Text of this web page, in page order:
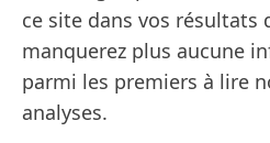
ce site dans vos résultats
manquerez plus aucune
parmi les premiers à lire
analyses.